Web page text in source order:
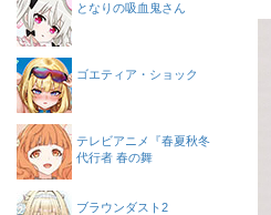
となりの吸血鬼さん
ゴエティア・ショック
テレビアニメ『春夏秋冬
代行者 春の舞
ブラウンダスト2